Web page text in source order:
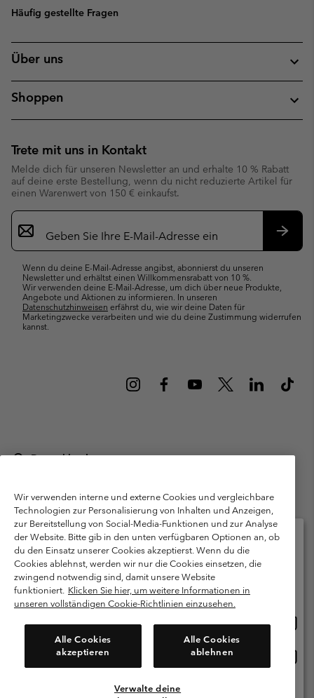
Häufig gestellte Fragen
Über uns
Shoppen
Trete mit uns in Kontakt
Melde dich für unseren Newsletter an und erhalte 10 % Rabatt
auf deine erste Bestellung, wenn du nicht reduzierte Artikel für
einen Warenwert von 150 € einkaufst.
Newsletter-
Anmeldung
Wenn du deine E-Mail-Adresse angibst, abonnierst du unseren
Newsletter und erhältst einen Willkommensrabatt von 10 %.
Wir verwenden deine E-Mail-Adresse, um dich über neue Produkte,
Angebote und Aktionen zu informieren. In unseren
Datenschutzhinweisen erfährst du, wie wir deine Daten für
Marketingzwecke verarbeiten und wie du deine Zustimmung widerrufen
kannst.
Deutschland
München Deutschland. Alle Rechte vorbehalten.
Nutzungsbedingungen
Allgemeine Verkaufsbedingungen
Garantie
Datenschutzerklärung
Bestimmungen und Bedingungen des Mitglieder Programms
Nutzungsbedingungen Für Nutzergenerierte Inhalte
Cookies
Public CBCR
Kundenservice: Mo- Fr. 9:00 - 13:00 & 14:00- 18:00 Uhr
(+)498912081004
Wir verwenden interne und externe Cookies und vergleichbare
Technologien zur Personalisierung von Inhalten und Anzeigen,
zur Bereitstellung von Social-Media-Funktionen und zur Analyse
der Website. Bitte gib in den unten verfügbaren Optionen an, ob
du den Einsatz unserer Cookies akzeptierst. Wenn du die
Cookies ablehnst, werden wir nur die Cookies einsetzen, die
zwingend notwendig sind, damit unsere Website
funktioniert. Klicken Sie hier, um weitere Informationen in
unseren vollständigen Cookie-Richtlinien einzusehen.
Alle Cookies
akzeptieren
Alle Cookies
ablehnen
Verwalte deine
Bitte wählen Sie Ihr Lieferland und Ihre Sprache
Online-Einkauf verfügbar
Deutschland
Alle Länder Anzeigen